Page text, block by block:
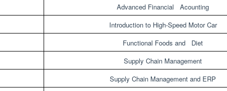
Advanced Financial Acounting
Introduction to High-Speed Motor Car
Functional Foods and Diet
Supply Chain Management
Supply Chain Management and ERP